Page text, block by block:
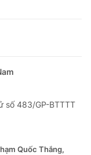
số 483/GP-BTTTT
Quốc Thắng,